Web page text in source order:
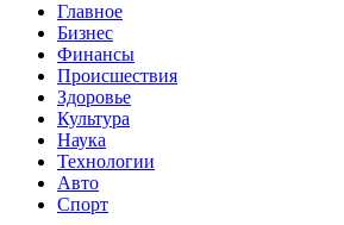
Главное
Бизнес
Финансы
Происшествия
Здоровье
Культура
Наука
Технологии
Авто
Спорт